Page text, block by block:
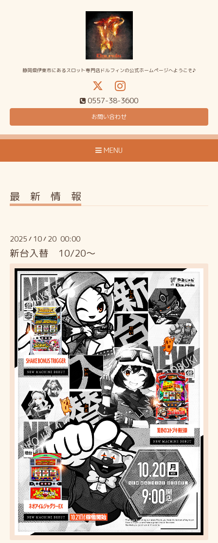
静岡県伊東市にあるスロット専門店ドルフィンの公式ホームページへようこそ♪
0557-38-3600
お問い合わせ
MENU
最 新 情 報
2025 / 10/ 20 00:00
新台入替 10/20～